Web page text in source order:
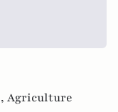
Agriculture